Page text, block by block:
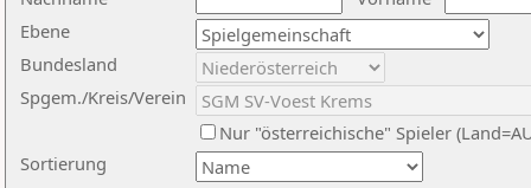
Ebene
Sortierung
Bundesland
Spgem./Kreis/Verein
Nur "österreichische" Spieler